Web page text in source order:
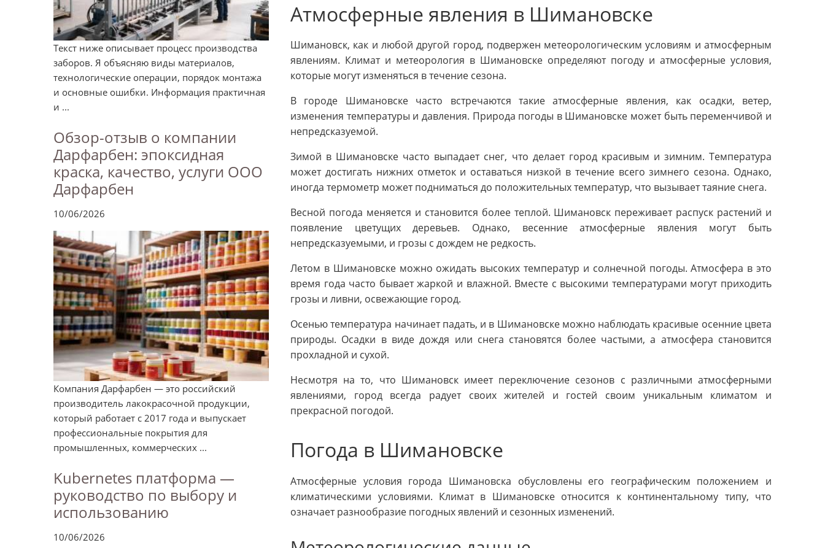
Текст ниже описывает процесс производства
заборов. Я объясняю виды материалов,
технологические операции, порядок монтажа
и основные ошибки. Информация практичная
и ...
Обзор-отзыв о компании
Дарфарбен: эпоксидная
краска, качество, услуги ООО
Дарфарбен
10/06/2026
Компания Дарфарбен — это российский
производитель лакокрасочной продукции,
который работает с 2017 года и выпускает
профессиональные покрытия для
промышленных, коммерческих ...
Kubernetes платформа —
руководство по выбору и
использованию
10/06/2026
Атмосферные явления в Шимановске
Шимановск, как и любой другой город, подвержен метеорологическим условиям и атмосферным
явлениям. Климат и метеорология в Шимановске определяют погоду и атмосферные условия,
которые могут изменяться в течение сезона.
В городе Шимановске часто встречаются такие атмосферные явления, как осадки, ветер,
изменения температуры и давления. Природа погоды в Шимановске может быть переменчивой и
непредсказуемой.
Зимой в Шимановске часто выпадает снег, что делает город красивым и зимним. Температура
может достигать нижних отметок и оставаться низкой в течение всего зимнего сезона. Однако,
иногда термометр может подниматься до положительных температур, что вызывает таяние снега.
Весной погода меняется и становится более теплой. Шимановск переживает распуск растений и
появление цветущих деревьев. Однако, весенние атмосферные явления могут быть
непредсказуемыми, и грозы с дождем не редкость.
Летом в Шимановске можно ожидать высоких температур и солнечной погоды. Атмосфера в это
время года часто бывает жаркой и влажной. Вместе с высокими температурами могут приходить
грозы и ливни, освежающие город.
Осенью температура начинает падать, и в Шимановске можно наблюдать красивые осенние цвета
природы. Осадки в виде дождя или снега становятся более частыми, а атмосфера становится
прохладной и сухой.
Несмотря на то, что Шимановск имеет переключение сезонов с различными атмосферными
явлениями, город всегда радует своих жителей и гостей своим уникальным климатом и
прекрасной погодой.
Погода в Шимановске
Атмосферные условия города Шимановска обусловлены его географическим положением и
климатическими условиями. Климат в Шимановске относится к континентальному типу, что
означает разнообразие погодных явлений и сезонных изменений.